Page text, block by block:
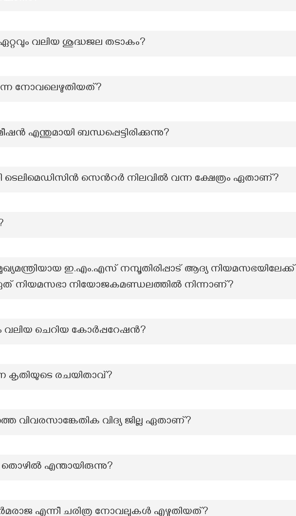
വലിയ ശുദ്ധജല തടാകം?
നോവലെഴുതിയത്?
എന്തുമായി ബന്ധപ്പെട്ടിരിക്കുന്നു?
ടെലിമെഡിസിൻ സെൻറർ നിലവിൽ വന്ന ക്ഷേത്രം ഏതാണ്?
ഇ.എം.എസ് നമ്പൂതിരിപ്പാട് ആദ്യ നിയമസഭയിലേക്ക്
ഏത് നിയമസഭാ നിയോജകമണ്ഡലത്തിൽ നിന്നാണ്?
വലിയ ചെറിയ കോര്‍പ്പറേഷന്‍?
കൃതിയുടെ രചയിതാവ്?
വിവരസാങ്കേതിക വിദ്യ ജില്ല ഏതാണ്?
തൊഴിൽ എന്തായിരുന്നു?
എന്നീ ചരിത്ര നോവലുകൾ എഴുതിയത്?